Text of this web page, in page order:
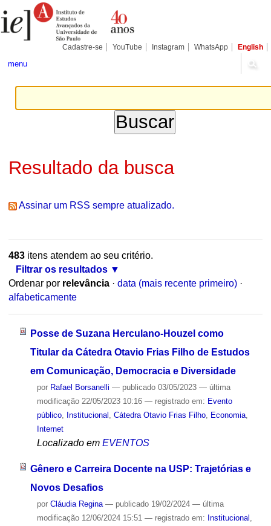
para
conteúdo.
Pessoais
Cadastre-se YouTube Instagram WhatsApp English
menu
Resultado da busca
Assinar um RSS sempre atualizado.
483itens atendem ao seu critério.
Filtrar os resultados
Ordenar por relevância · data (mais recente primeiro) ·
alfabeticamente
Posse de Suzana Herculano-Houzel como
Titular da Cátedra Otavio Frias Filho de Estudos
em Comunicação, Democracia e Diversidade
por Rafael Borsanelli — publicado03/05/2023 — última
modificação22/05/2023 10:16 — registrado em: Evento
público, Institucional Cátedra Otavio Frias Filho, Economia,
Internet
Localizado em EVENTOS
Gênero e Carreira Docente na USP: Trajetórias e
Novos Desafios
por Cláudia Regina — publicado19/02/2024 — última
modificação12/06/2024 15:51 — registrado em: Institucional